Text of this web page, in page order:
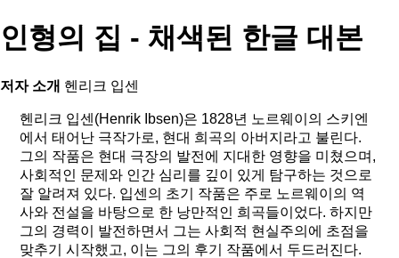
인형의 집 - 채색된 한글 대본
저자 소개 헨리크 입센
헨리크 입센(Henrik Ibsen)은 1828년 노르웨이의 스키엔
에서 태어난 극작가로, 현대 희곡의 아버지라고 불린다.
그의 작품은 현대 극장의 발전에 지대한 영향을 미쳤으며,
사회적인 문제와 인간 심리를 깊이 있게 탐구하는 것으로
잘 알려져 있다. 입센의 초기 작품은 주로 노르웨이의 역
사와 전설을 바탕으로 한 낭만적인 희곡들이었다. 하지만
그의 경력이 발전하면서 그는 사회적 현실주의에 초점을
맞추기 시작했고, 이는 그의 후기 작품에서 두드러진다.